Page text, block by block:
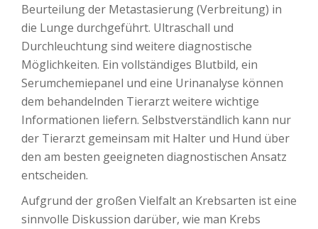
Beurteilung der Metastasierung (Verbreitung) in
die Lunge durchgeführt. Ultraschall und
Durchleuchtung sind weitere diagnostische
Möglichkeiten. Ein vollständiges Blutbild, ein
Serumchemiepanel und eine Urinanalyse können
dem behandelnden Tierarzt weitere wichtige
Informationen liefern. Selbstverständlich kann nur
der Tierarzt gemeinsam mit Halter und Hund über
den am besten geeigneten diagnostischen Ansatz
entscheiden.
Aufgrund der großen Vielfalt an Krebsarten ist eine
sinnvolle Diskussion darüber, wie man Krebs